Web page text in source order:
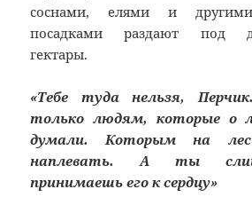
соснами, елями и
посадками раздают под
гектары.
«Тебе туда нельзя,
только людям, которые о
думали. Которым на
наплевать. А ты
принимаешь его к сердцу»